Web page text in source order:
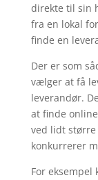
direkte til sin
fra en lokal
finde en
Der er som
vælger at få
leverandør.
at finde
ved lidt
konkurrerer
For eksempel